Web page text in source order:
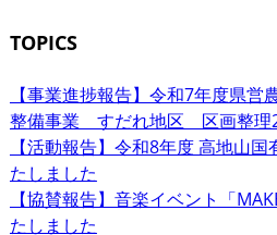
TOPICS
【事業進捗報告】令和7年度県
整備事業 すだれ地区 区画整理
【活動報告】令和8年度 高地山
たしました
【協賛報告】音楽イベント「
たしました